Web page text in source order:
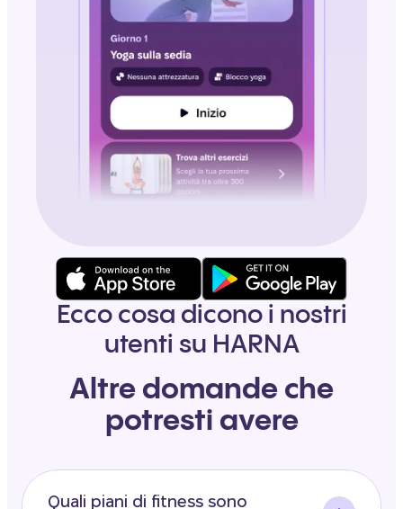
Ecco cosa dicono i nostri
utenti su HARNA
Altre domande che
potresti avere
Quali piani di fitness sono